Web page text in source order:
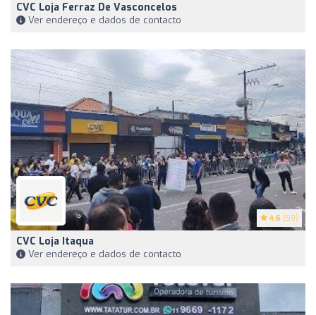
CVC Loja Ferraz De Vasconcelos
Ver endereço e dados de contacto
4.6 (59)
CVC Loja Itaqua
Ver endereço e dados de contacto